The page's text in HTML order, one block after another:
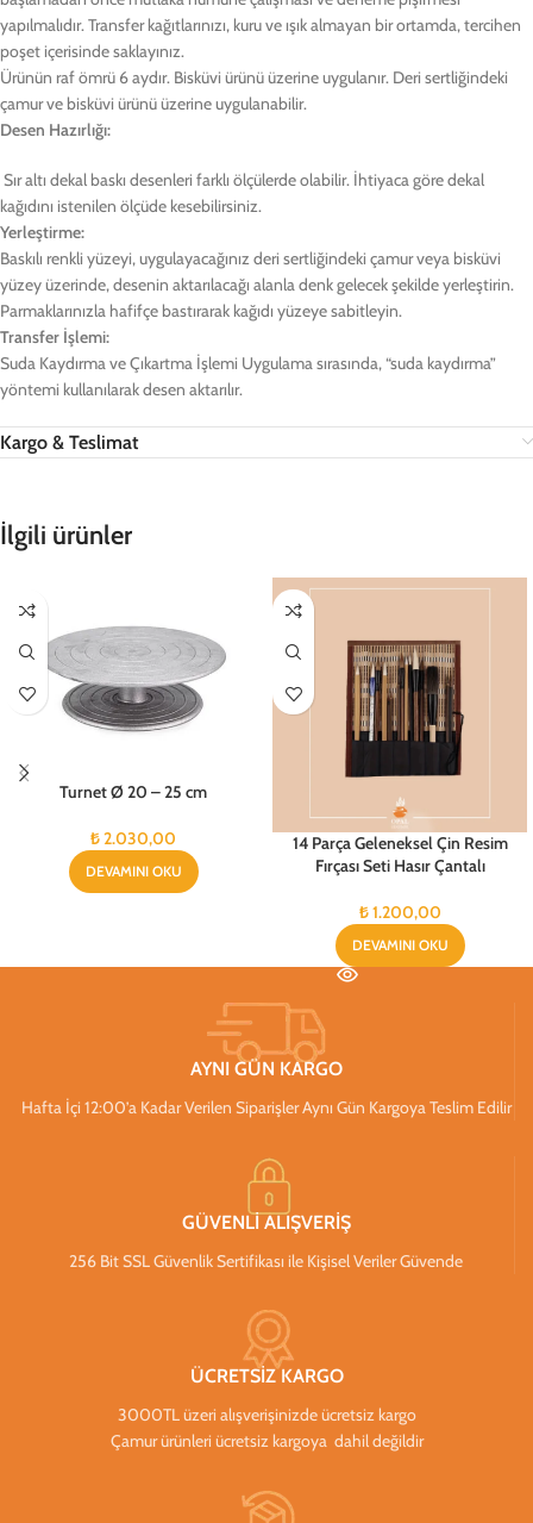
yapılmalıdır. Transfer kağıtlarınızı, kuru ve ışık almayan bir ortamda, tercihen
poşet içerisinde saklayınız.
Ürünün raf ömrü 6 aydır. Bisküvi ürünü üzerine uygulanır. Deri sertliğindeki
çamur ve bisküvi ürünü üzerine uygulanabilir.
Desen Hazırlığı:
Sır altı dekal baskı desenleri farklı ölçülerde olabilir. İhtiyaca göre dekal
kağıdını istenilen ölçüde kesebilirsiniz.
Yerleştirme:
Baskılı renkli yüzeyi, uygulayacağınız deri sertliğindeki çamur veya bisküvi
yüzey üzerinde, desenin aktarılacağı alanla denk gelecek şekilde yerleştirin.
Parmaklarınızla hafifçe bastırarak kağıdı yüzeye sabitleyin.
Transfer İşlemi:
Suda Kaydırma ve Çıkartma İşlemi Uygulama sırasında, “suda kaydırma”
yöntemi kullanılarak desen aktarılır.
Kargo & Teslimat
İlgili ürünler
Turnet Ø 20 – 25 cm
₺2.030,00
DEVAMINI OKU
14 Parça Geleneksel Çin Resim
Fırçası Seti Hasır Çantalı
₺1.200,00
DEVAMINI OKU
AYNI GÜN KARGO
Hafta İçi 12:00’a Kadar Verilen Siparişler Aynı Gün Kargoya Teslim Edilir
GÜVENLİ ALIŞVERİŞ
256 Bit SSL Güvenlik Sertifikası ile Kişisel Veriler Güvende
ÜCRETSİZ KARGO
3000TL üzeri alışverişinizde ücretsiz kargo
Çamur ürünleri ücretsiz kargoya dahil değildir